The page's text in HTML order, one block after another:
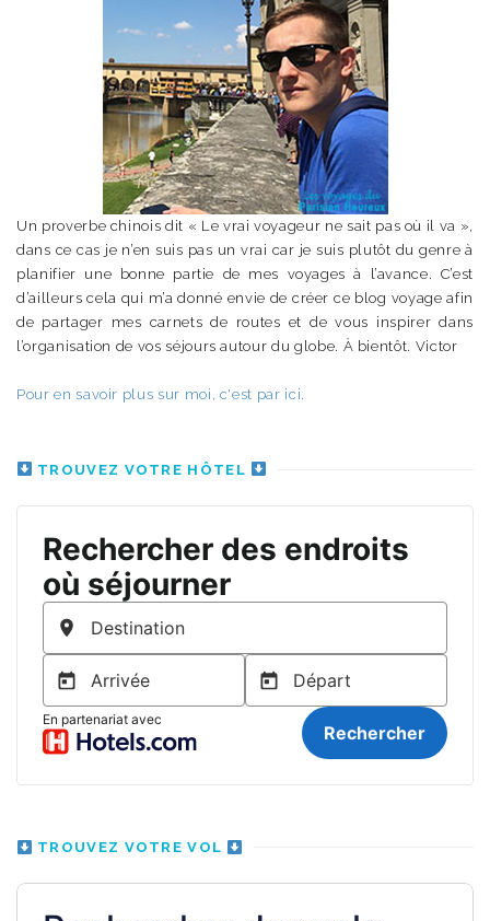
Un proverbe chinois dit « Le vrai voyageur ne sait pas où il va »,
dans ce cas je n’en suis pas un vrai car je suis plutôt du genre à
planifier une bonne partie de mes voyages à l’avance. C’est
d’ailleurs cela qui m’a donné envie de créer ce blog voyage afin
de partager mes carnets de routes et de vous inspirer dans
l’organisation de vos séjours autour du globe. À bientôt. Victor
Pour en savoir plus sur moi, c'est par ici.
TROUVEZ VOTRE HÔTEL
TROUVEZ VOTRE VOL